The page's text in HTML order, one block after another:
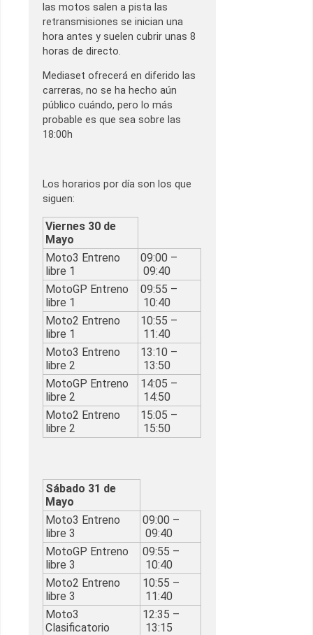
las motos salen a pista las
retransmisiones se inician una
hora antes y suelen cubrir unas 8
horas de directo.
Mediaset ofrecerá en diferido las
carreras, no se ha hecho aún
público cuándo, pero lo más
probable es que sea sobre las
18:00h
Los horarios por día son los que
siguen:
Viernes 30 de
Mayo
Moto3 Entreno
libre 1
09:00 –
09:40
MotoGP Entreno
libre 1
09:55 –
10:40
Moto2 Entreno
libre 1
10:55 –
11:40
Moto3 Entreno
libre 2
13:10 –
13:50
MotoGP Entreno
libre 2
14:05 –
14:50
Moto2 Entreno
libre 2
15:05 –
15:50
Sábado 31 de
Mayo
Moto3 Entreno
libre 3
09:00 –
09:40
MotoGP Entreno
libre 3
09:55 –
10:40
Moto2 Entreno
libre 3
10:55 –
11:40
Moto3
Clasificatorio
12:35 –
13:15